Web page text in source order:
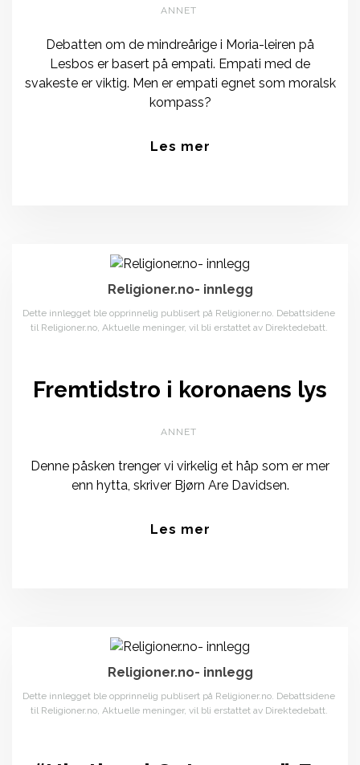
ANNET
Debatten om de mindreårige i Moria-leiren på
Lesbos er basert på empati. Empati med de
svakeste er viktig. Men er empati egnet som moralsk
kompass?
Les mer
Religioner.no- innlegg
Dette innlegget ble opprinnelig publisert på Religioner.no. Debattsidene
til Religioner.no, Aktuelle meninger, vil bli erstattet av Direktedebatt.
Fremtidstro i koronaens lys
ANNET
Denne påsken trenger vi virkelig et håp som er mer
enn hytta, skriver Bjørn Are Davidsen.
Les mer
Religioner.no- innlegg
Dette innlegget ble opprinnelig publisert på Religioner.no. Debattsidene
til Religioner.no, Aktuelle meninger, vil bli erstattet av Direktedebatt.